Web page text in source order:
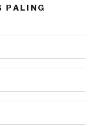
PALING